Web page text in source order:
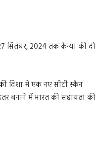
सितंबर, 2024 तक केन्या की दो
दिशा में एक नए सीटी स्कैन
बनाने में भारत की सहायता की